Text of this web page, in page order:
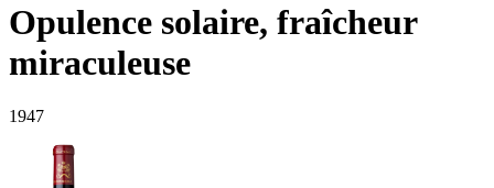
Opulence solaire, fraîcheur
miraculeuse
1947